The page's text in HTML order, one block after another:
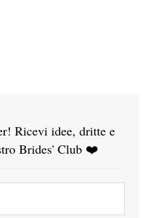
Ricevi idee, dritte e
Brides' Club ❤️